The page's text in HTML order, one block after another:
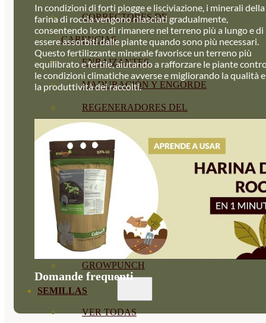
CORRECTORES DE
CARENCIAS
ENRAIZANTES
MADURACIÓN Y ENGORDE
REGENERADORES DEL
ÁCIDOS HÚMICOS
MATERIAS PRIMAS
PROTECCIÓN CULTIVOS Y
PLANTAS
PLANTAS INTERIOR
GROWPUNCH
SEMILLAS
VER TODAS
In condizioni di forti piogge e lisciviazione, i minerali della
farina di roccia vengono rilasciati gradualmente,
consentendo loro di rimanere nel terreno più a lungo e di
essere assorbiti dalle piante quando sono più necessari.
Questo fertilizzante minerale favorisce un terreno più
equilibrato e fertile, aiutando a rafforzare le piante
le condizioni climatiche avverse e migliorando la qualità e
la produttività dei raccolti.
Domande frequenti